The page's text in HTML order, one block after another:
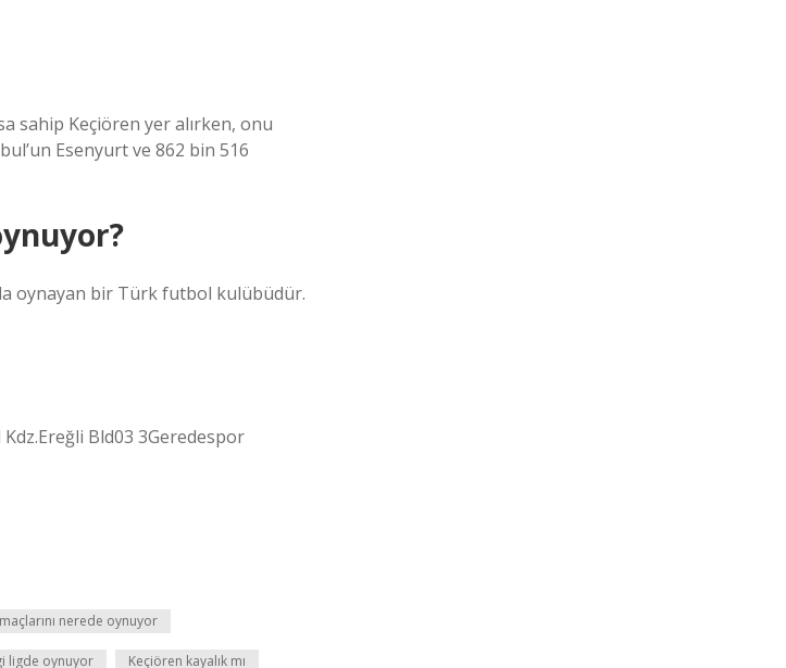
sahip Keçiören yer alırken, onu
Esenyurt ve 862 bin 516
oynayan bir Türk futbol kulübüdür.
Bld03 3Geredespor
nerede oynuyor
ligde oynuyor Keçiören kayalık mı